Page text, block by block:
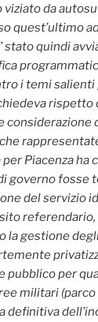
da
quest’ultimo
stato quindi
i temi salienti
rispetto
Piacenza ha
governo fosse
del servizio
referendario,
la gestione
pubblico per
militari (parco
definitiva